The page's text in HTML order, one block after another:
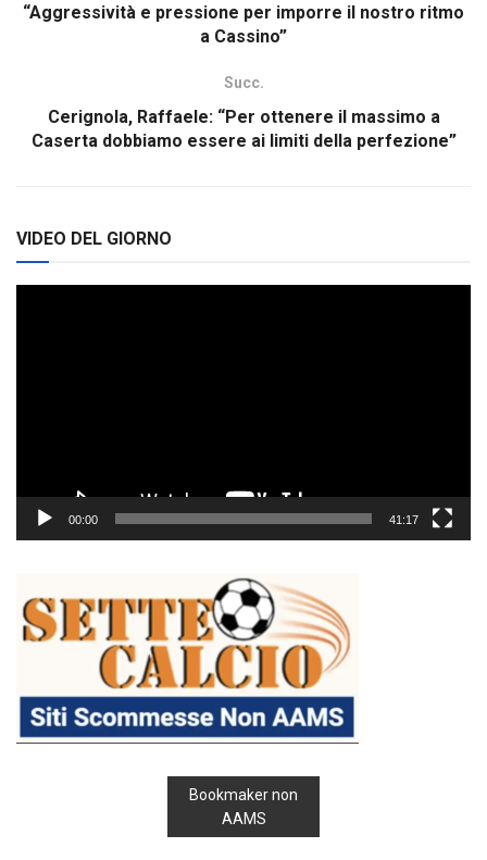
“Aggressività e pressione per imporre il nostro ritmo
a Cassino”
Succ.
Cerignola, Raffaele: “Per ottenere il massimo a
Caserta dobbiamo essere ai limiti della perfezione”
VIDEO DEL GIORNO
00:00 41:17
Bookmaker non
AAMS